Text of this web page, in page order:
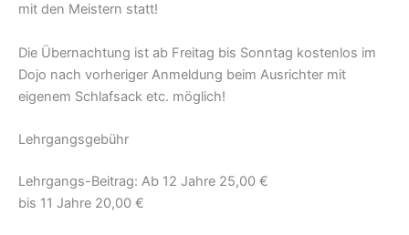
mit den Meistern statt!
Die Übernachtung ist ab Freitag bis Sonntag kostenlos im
Dojo nach vorheriger Anmeldung beim Ausrichter mit
eigenem Schlafsack etc. möglich!
Lehrgangsgebühr
Lehrgangs-Beitrag: Ab 12 Jahre 25,00 €
bis 11 Jahre 20,00 €